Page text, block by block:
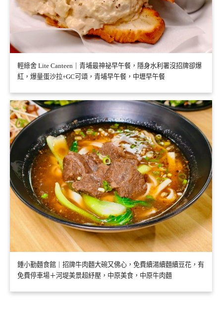
輕綠舍 Lite Canteen｜青埔最神祕早午餐，隱身水利署沒招牌卻爆
紅，爆量蛋沙拉+GC可頌，青埔早午餐，中壢早午餐
鍾小勤麵食館｜招牌牛肉麵大碗又佛心，免費續湯續麵續豆花，有
免費停車場＋河堤美景超紓壓，中原美食，中原牛肉麵